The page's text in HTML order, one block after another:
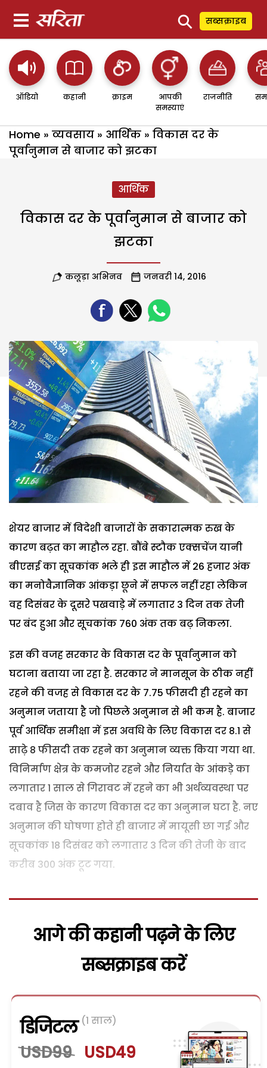
⚲ सब्सक्राइब
ऑडियो कहानी क्राइम
आपकी
समस्याएं
राजनीति
Home » व्यवसाय » आर्थिक » विकास दर के
पूर्वानुमान से बाजार को झटका
आर्थिक
विकास दर के पूर्वानुमान से बाजार को
झटका
कलूड़ा अभिनव जनवरी 14, 2016
शेयर बाजार में विदेशी बाजारों के सकारात्मक रुख के
कारण बढ़त का माहौल रहा. बौंबे स्टौक एक्सचेंज यानी
बीएसई का सूचकांक भले ही इस माहौल में 26 हजार अंक
का मनोवैज्ञानिक आंकड़ा छूने में सफल नहीं रहा लेकिन
वह दिसंबर के दूसरे पखवाड़े में लगातार 3 दिन तक तेजी
पर बंद हुआ और सूचकांक 760 अंक तक बढ़ निकला.
इस की वजह सरकार के विकास दर के पूर्वानुमान को
घटाना बताया जा रहा है. सरकार ने मानसून के ठीक नहीं
रहने की वजह से विकास दर के 7.75 फीसदी ही रहने का
अनुमान जताया है जो पिछले अनुमान से भी कम है. बाजार
पूर्व आर्थिक समीक्षा में इस अवधि के लिए विकास दर 8.1 से
साढ़े 8 फीसदी तक रहने का अनुमान व्यक्त किया गया था.
विनिर्माण क्षेत्र के कमजोर रहने और निर्यात के आंकड़े का
लगातार 1 साल से गिरावट में रहने का भी अर्थव्यवस्था पर
दबाव है जिस के कारण विकास दर का अनुमान घटा है. नए
अनुमान की घोषणा होते ही बाजार में मायूसी छा गई और
सूचकांक 18 दिसंबर को लगातार 3 दिन की तेजी के बाद
करीब 300 अंक टूट गया.
आगे की कहानी पढ़ने के लिए
सब्सक्राइब करें
डिजिटल (1 साल)
USD99 USD49